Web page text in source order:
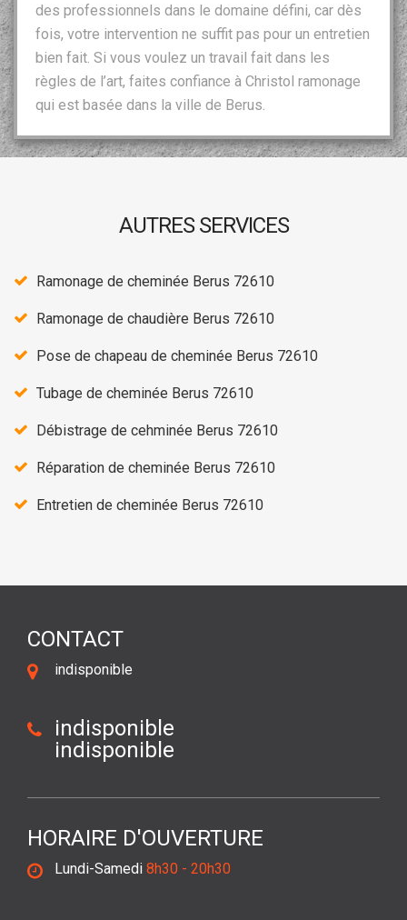
des professionnels dans le domaine défini, car dès
fois, votre intervention ne suffit pas pour un entretien
bien fait. Si vous voulez un travail fait dans les
règles de l’art, faites confiance à Christol ramonage
qui est basée dans la ville de Berus.
AUTRES SERVICES
Ramonage de cheminée Berus 72610
Ramonage de chaudière Berus 72610
Pose de chapeau de cheminée Berus 72610
Tubage de cheminée Berus 72610
Débistrage de cehminée Berus 72610
Réparation de cheminée Berus 72610
Entretien de cheminée Berus 72610
CONTACT
indisponible
indisponible
indisponible
HORAIRE D'OUVERTURE
Lundi-Samedi 8h30 - 20h30